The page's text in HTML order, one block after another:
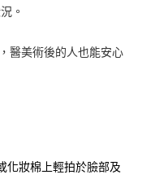
。
醫美術後的人也能安心
化妝棉上輕拍於臉部及